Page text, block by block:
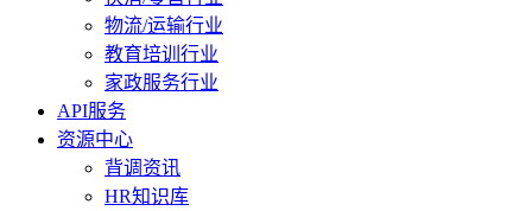
物流/运输行业
教育培训行业
家政服务行业
API服务
资源中心
背调资讯
HR知识库